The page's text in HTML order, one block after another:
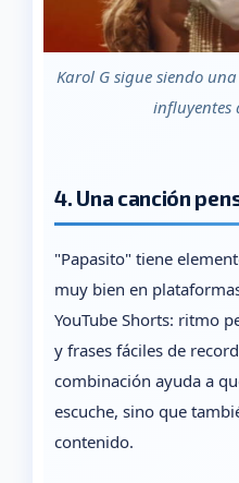
Karol G sigue siendo
influyentes
4. Una canción
"Papasito" tiene
muy bien en
YouTube Shorts: ritmo
y frases fáciles de
combinación ayuda a
escuche, sino que
contenido.